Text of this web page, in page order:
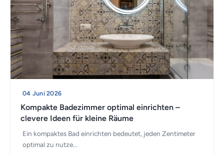
04 Juni 2026
Kompakte Badezimmer optimal einrichten –
clevere Ideen für kleine Räume
Ein kompaktes Bad einrichten bedeutet, jeden Zentimeter
optimal zu nutze...